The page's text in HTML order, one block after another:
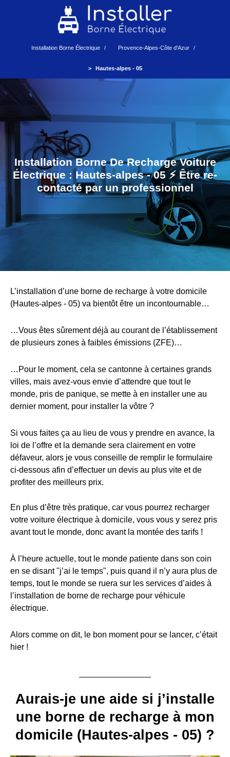
Installation Borne Électrique Provence-Alpes-Côte d'Azur
Hautes-alpes - 05
Installation Borne De Recharge Voiture
Électrique : Hautes-alpes - 05 ⚡️ Être re-
contacté par un professionnel
L’installation d’une borne de recharge à votre domicile
(Hautes-alpes - 05) va bientôt être un incontournable…
…Vous êtes sûrement déjà au courant de l’établissement
de plusieurs zones à faibles émissions (ZFE)…
…Pour le moment, cela se cantonne à certaines grands
villes, mais avez-vous envie d’attendre que tout le
monde, pris de panique, se mette à en installer une au
dernier moment, pour installer la vôtre ?
Si vous faites ça au lieu de vous y prendre en avance, la
loi de l’offre et la demande sera clairement en votre
défaveur, alors je vous conseille de remplir le formulaire
ci-dessous afin d’effectuer un devis au plus vite et de
profiter des meilleurs prix.
En plus d’être très pratique, car vous pourrez recharger
votre voiture électrique à domicile, vous vous y serez pris
avant tout le monde, donc avant la montée des tarifs !
À l’heure actuelle, tout le monde patiente dans son coin
en se disant "j’ai le temps", puis quand il n’y aura plus de
temps, tout le monde se ruera sur les services d’aides à
l’installation de borne de recharge pour véhicule
électrique.
Alors comme on dit, le bon moment pour se lancer, c’était
hier !
Aurais-je une aide si j’installe
une borne de recharge à mon
domicile (Hautes-alpes - 05) ?